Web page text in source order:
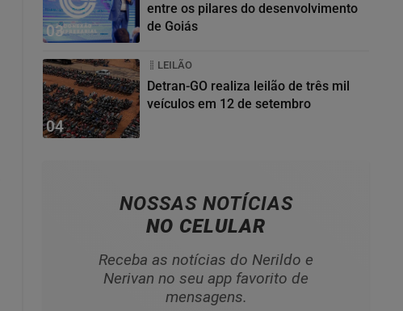
03
entre os pilares do desenvolvimento
de Goiás
04
LEILÃO
Detran-GO realiza leilão de três mil
veículos em 12 de setembro
NOSSAS NOTÍCIAS
NO CELULAR
Receba as notícias do Nerildo e
Nerivan no seu app favorito de
mensagens.